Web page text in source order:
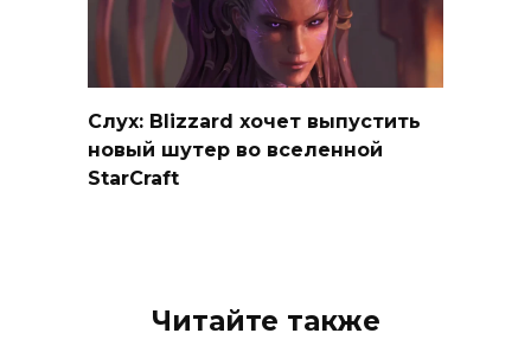
Слух: Blizzard хочет выпустить
новый шутер во вселенной
StarCraft
Читайте также